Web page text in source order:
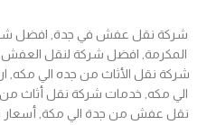
شركة نقل عفش في جدة, افضل
المكرمة, افضل شركة لنقل العفش
شركة نقل الأثاث من جده الي
الي مكه, خدمات شركة نقل أثاث من
نقل عفش من جدة الي مكة,